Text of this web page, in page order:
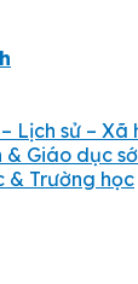
Lịch sử – Xã
& Giáo dục
& Trường học